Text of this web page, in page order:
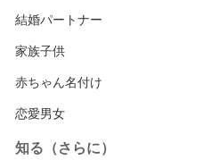
結婚パートナー
家族子供
赤ちゃん名付け
恋愛男女
知る（さらに）